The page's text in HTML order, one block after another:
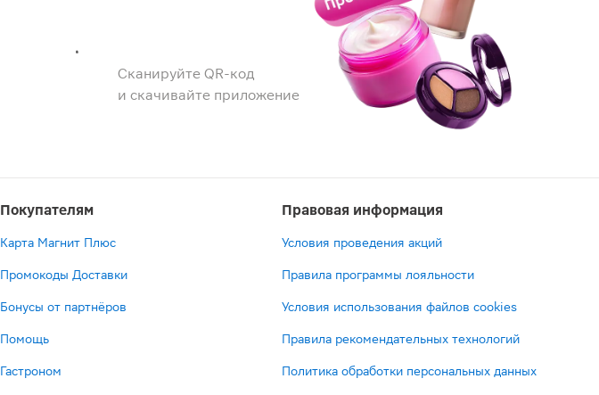
Сканируйте QR-код
и скачивайте приложение
Покупателям
Карта Магнит Плюс
Промокоды Доставки
Бонусы от партнёров
Помощь
Гастроном
Правовая информация
Условия проведения акций
Правила программы лояльности
Условия использования файлов cookies
Правила рекомендательных технологий
Политика обработки персональных данных